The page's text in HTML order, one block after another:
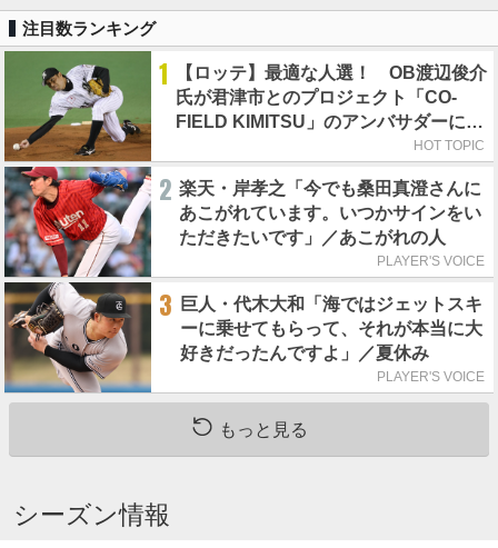
注目数ランキング
1
【ロッテ】最適な人選！ OB渡辺俊介
氏が君津市とのプロジェクト「CO-
FIELD KIMITSU」のアンバサダーに就
HOT TOPIC
2 楽天・岸孝之「今でも桑田真澄さんに
あこがれています。いつかサインをい
ただきたいです」／あこがれの人
PLAYER'S VOICE
3
巨人・代木大和「海ではジェットスキ
ーに乗せてもらって、それが本当に大
好きだったんですよ」／夏休み
PLAYER'S VOICE
もっと見る
シーズン情報